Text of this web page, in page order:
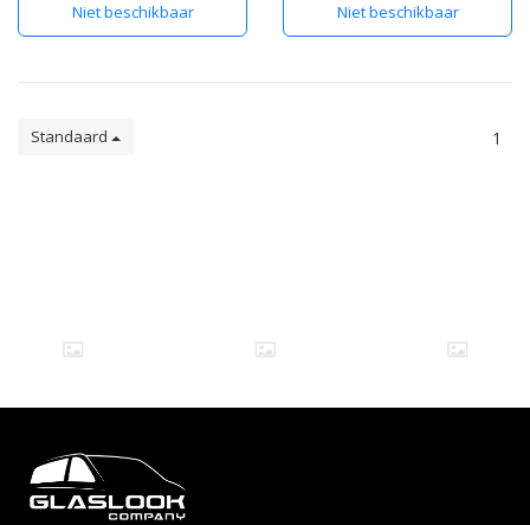
Niet beschikbaar Niet beschikbaar
Standaard 1